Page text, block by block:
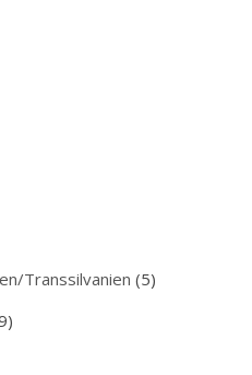
Transsilvanien (5)